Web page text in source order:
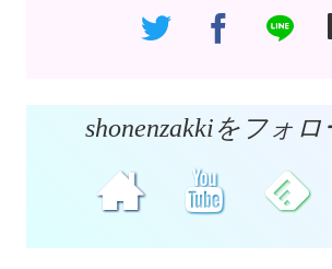
shonenzakkiをフォロ